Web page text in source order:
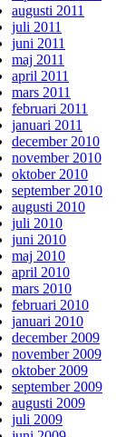
augusti 2011
juli 2011
juni 2011
maj 2011
april 2011
mars 2011
februari 2011
januari 2011
december 2010
november 2010
oktober 2010
september 2010
augusti 2010
juli 2010
juni 2010
maj 2010
april 2010
mars 2010
februari 2010
januari 2010
december 2009
november 2009
oktober 2009
september 2009
augusti 2009
juli 2009